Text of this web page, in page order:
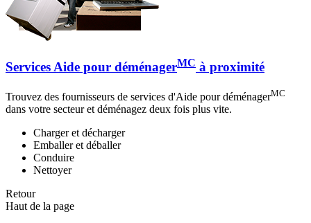
Services Aide pour déménagerMC à proximité
Trouvez des fournisseurs de services d'Aide pour déménagerMC
dans votre secteur et déménagez deux fois plus vite.
Charger et décharger
Emballer et déballer
Conduire
Nettoyer
Retour
Haut de la page